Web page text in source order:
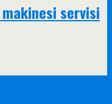
makinesi servisi